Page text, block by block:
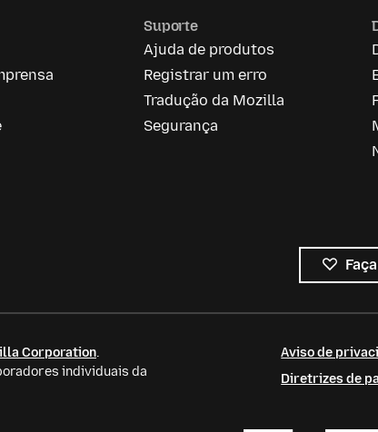
Suporte
Ajuda de produtos
Registrar um erro
Tradução da Mozilla
Segurança
Corporation.
individuais da
Aviso de
Diretrizes de